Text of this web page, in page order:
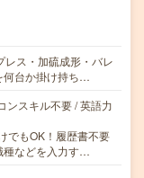
レス・加硫成形・バレ
何台か掛け持ち…
ンスキル不要 / 英語力
でもOK！履歴書不要
種などを入力す…